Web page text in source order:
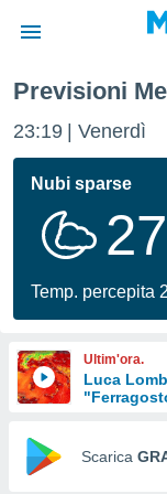
di
per
le
di
Web
Previsioni
23:19 Venerdì
Nubi sparse
Temp. percepita
Ultim'ora.
Luca
Scarica